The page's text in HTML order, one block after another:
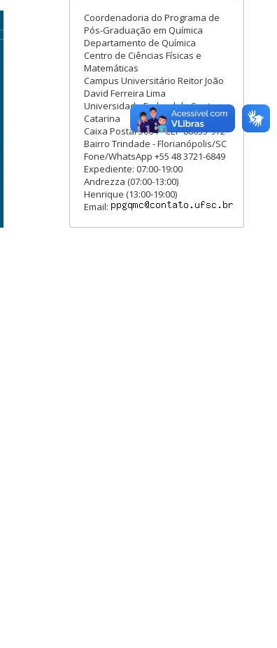
Coordenadoria do Programa de
Pós-Graduação em Química
Departamento de Química
Centro de Ciências Físicas e
Matemáticas
Campus Universitário Reitor João
David Ferreira Lima
Universidade Federal de Santa
Catarina
Caixa Postal 5064 - CEP 88035-972
Bairro Trindade - Florianópolis/SC
Fone/WhatsApp +55 48 3721-6849
Expediente: 07:00-19:00
Andrezza (07:00-13:00)
Henrique (13:00-19:00)
Email: